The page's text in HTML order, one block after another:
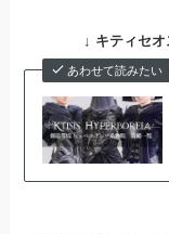
↓ キティセ
あわせて読みたい